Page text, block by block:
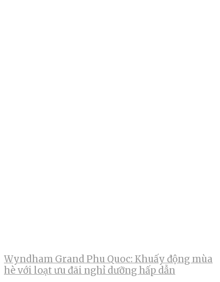
Wyndham Grand Phu Quoc: Khuấy động mùa
hè với loạt ưu đãi nghỉ dưỡng hấp dẫn